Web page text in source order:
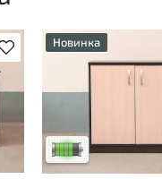
избранноеНовинка
У товара
незначительные
эксплуатации, не
на удобство его
Низкая степень